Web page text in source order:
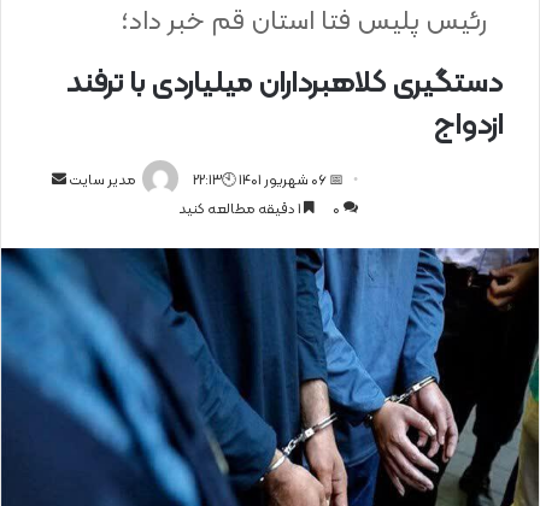
دستگیری کلاهبرداران میلیاردی با ترفند
ازدواج
رئیس پلیس فتا استان قم خبر داد؛
مدیر سایت
ل
م
📅 06 شهریور 1401 🕙22:13
0